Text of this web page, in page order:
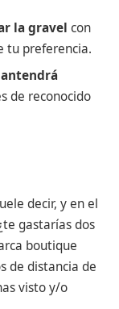
la gravel con
tu preferencia.
de reconocido
decir, y en el
gastarías dos
boutique
de distancia de
visto y/o